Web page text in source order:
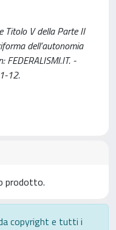
Titolo V della Parte II
dell’autonomia
FEDERALISMI.IT. -
12.
prodotto.
copyright e tutti i